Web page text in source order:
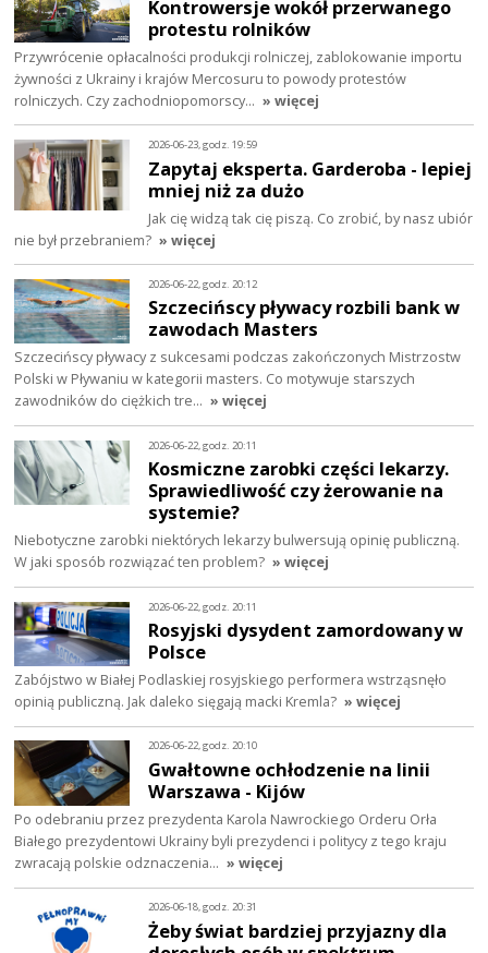
Kontrowersje wokół przerwanego
protestu rolników
Przywrócenie opłacalności produkcji rolniczej, zablokowanie importu
żywności z Ukrainy i krajów Mercosuru to powody protestów
rolniczych. Czy zachodniopomorscy… » więcej
2026-06-23, godz. 19:59
Zapytaj eksperta. Garderoba - lepiej
mniej niż za dużo
Jak cię widzą tak cię piszą. Co zrobić, by nasz ubiór
nie był przebraniem? » więcej
2026-06-22, godz. 20:12
Szczecińscy pływacy rozbili bank w
zawodach Masters
Szczecińscy pływacy z sukcesami podczas zakończonych Mistrzostw
Polski w Pływaniu w kategorii masters. Co motywuje starszych
zawodników do ciężkich tre… » więcej
2026-06-22, godz. 20:11
Kosmiczne zarobki części lekarzy.
Sprawiedliwość czy żerowanie na
systemie?
Niebotyczne zarobki niektórych lekarzy bulwersują opinię publiczną.
W jaki sposób rozwiązać ten problem? » więcej
2026-06-22, godz. 20:11
Rosyjski dysydent zamordowany w
Polsce
Zabójstwo w Białej Podlaskiej rosyjskiego performera wstrząsnęło
opinią publiczną. Jak daleko sięgają macki Kremla? » więcej
2026-06-22, godz. 20:10
Gwałtowne ochłodzenie na linii
Warszawa - Kijów
Po odebraniu przez prezydenta Karola Nawrockiego Orderu Orła
Białego prezydentowi Ukrainy byli prezydenci i politycy z tego kraju
zwracają polskie odznaczenia… » więcej
2026-06-18, godz. 20:31
Żeby świat bardziej przyjazny dla